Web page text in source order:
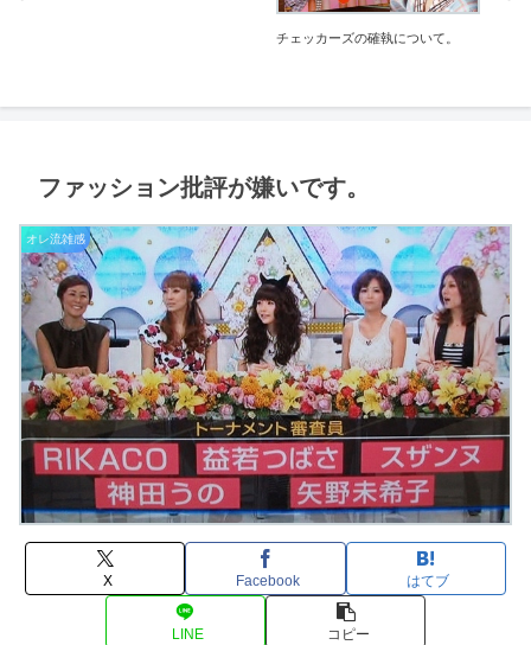
チェッカーズの確執について。
ファッション批評が嫌いです。
オレ流雑感
X Facebook はてブ
LINE コピー